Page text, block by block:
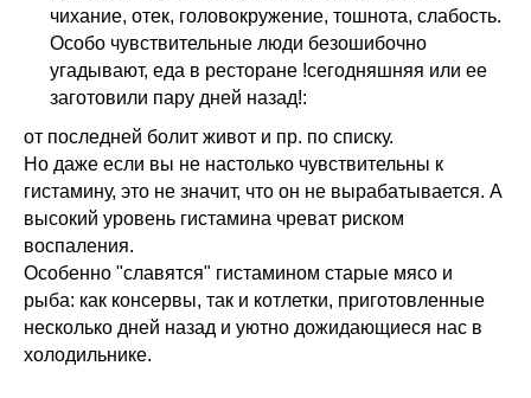
чихание, отек, головокружение, тошнота, слабость.
Особо чувствительные люди безошибочно
угадывают, еда в ресторане !сегодняшняя или ее
заготовили пару дней назад!:
от последней болит живот и пр. по списку.
Но даже если вы не настолько чувствительны к
гистамину, это не значит, что он не вырабатывается. А
высокий уровень гистамина чреват риском
воспаления.
Особенно "славятся" гистамином старые мясо и
рыба: как консервы, так и котлетки, приготовленные
несколько дней назад и уютно дожидающиеся нас в
холодильнике.